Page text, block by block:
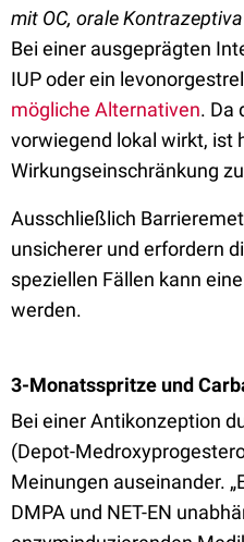
mit OC, orale
Bei einer ausgeprägten
IUP oder ein
mögliche Alternativen. Da
vorwiegend lokal wirkt, ist
Wirkungseinschränkung
Ausschließlich
unsicherer und erfordern
speziellen Fällen kann
werden.
3-Monatsspritze und
Bei einer Antikonzeption
(Depot-
Meinungen auseinander.
DMPA und NET-EN